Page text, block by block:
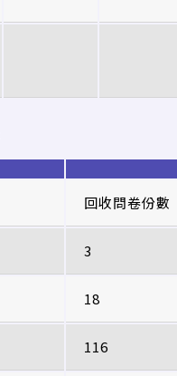
回收問卷份數
3
18
116